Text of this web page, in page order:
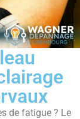
de fatigue ? Le